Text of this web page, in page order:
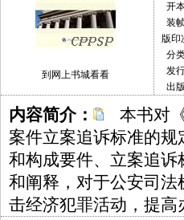
到网上书城看看
开
装
版印
分
发
出版
内容简介：
本书对
案件立案追诉标准的
和构成要件、立案追
和阐释，对于公安司
击经济犯罪活动，提